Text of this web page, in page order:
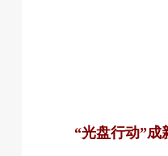
“光盘行动”成